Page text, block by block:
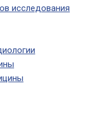
исследования